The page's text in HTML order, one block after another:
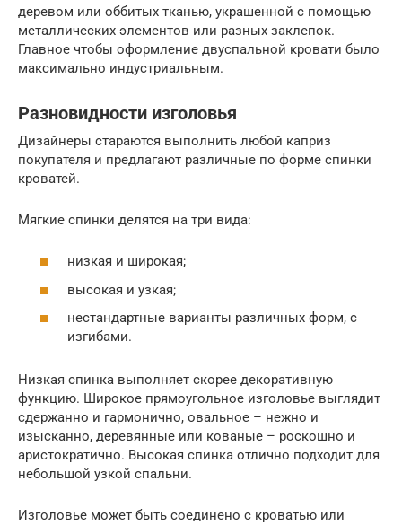
деревом или оббитых тканью, украшенной с помощью
металлических элементов или разных заклепок.
Главное чтобы оформление двуспальной кровати было
максимально индустриальным.
Разновидности изголовья
Дизайнеры стараются выполнить любой каприз
покупателя и предлагают различные по форме спинки
кроватей.
Мягкие спинки делятся на три вида:
низкая и широкая;
высокая и узкая;
нестандартные варианты различных форм, с
изгибами.
Низкая спинка выполняет скорее декоративную
функцию. Широкое прямоугольное изголовье выглядит
сдержанно и гармонично, овальное – нежно и
изысканно, деревянные или кованые – роскошно и
аристократично. Высокая спинка отлично подходит для
небольшой узкой спальни.
Изголовье может быть соединено с кроватью или